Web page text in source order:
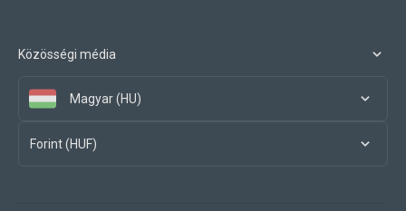
Közösségi média
Magyar (HU)
Forint (HUF)